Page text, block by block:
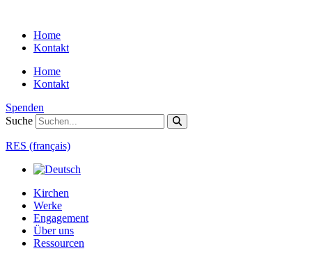
springenHome
Kontakt
Home
Kontakt
Spenden
Suche
RES (français)
Kirchen
Werke
Engagement
Über uns
Ressourcen